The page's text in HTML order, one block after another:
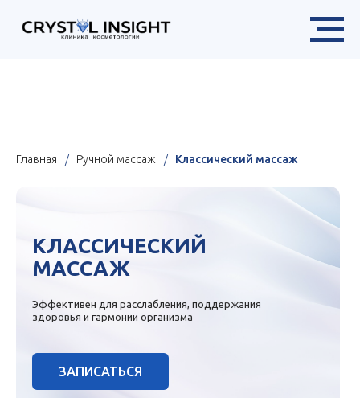
Главная / Ручной массаж / Классический массаж
КЛАССИЧЕСКИЙ
МАССАЖ
ЗАПИСАТЬСЯ
Эффективен для расслабления, поддержания
здоровья и гармонии организма